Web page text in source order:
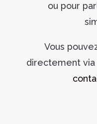
ou pour
Vous
directement